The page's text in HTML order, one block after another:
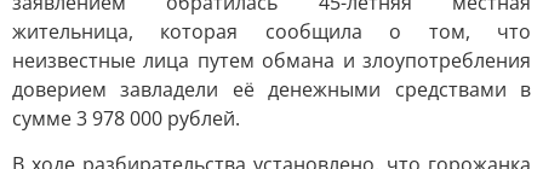
жительница, которая сообщила о том, что
неизвестные лица путем обмана и злоупотребления
доверием завладели её денежными средствами в
сумме 3 978 000 рублей.